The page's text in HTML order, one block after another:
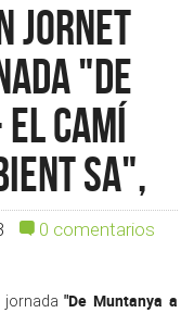
Jornet
"De
camí
Sa",
0 comentarios
"De Muntanya a